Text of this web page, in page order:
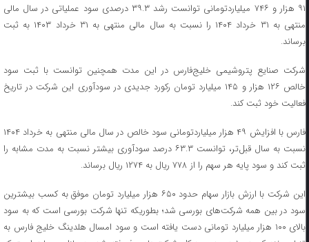
۹۱ هزار و ۷۴۶ میلیاردتومانی توانست رشد ۳۹.۳ درصدی سود عملیاتی در سال مالی
منتهی به ۳۱ خرداد ۱۴۰۴ را نسبت به سال مالی منتهی به ۳۱ خرداد ۱۴۰۳ به ثبت
برساند.
شرکت صنایع پتروشیمی خلیج‌فارس در این مدت همچنین توانست با ثبت سود
خالص ۱۲۶ هزار و ۱۴۵ میلیارد تومان رکورد جدیدی در سودآوری این شرکت در تاریخ
فعالیت خود ثبت کند.
فارس با افزایش ۴۹ هزار میلیاردتومانی سود خالص در سال مالی منتهی به خرداد ۱۴۰۴
نسبت به سال قبل‌تر، توانست ۶۳.۳ درصد سودآوری بیشتر نسبت به مدت مشابه را
ثبت کند و سود پایه هر سهم را از ۷۷۸ ریال به ۱۲۷۴ ریال برساند.
این شرکت با ارزش بازار سهام حدود ۶۵۰ هزار میلیارد تومان موفق به کسب بیشترین
سود در بین همه شرکت‌های بورسی شد؛ بطوریکه تنها شرکت بورسی است که به سود
بالای ۱۰۰ هزار میلیارد تومانی دست یافته است و سود امسال هلدینگ خلیج فارس به